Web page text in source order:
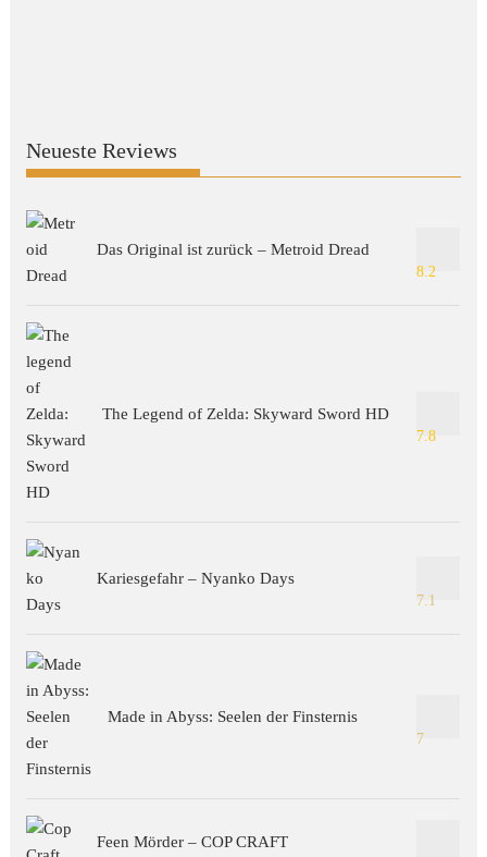
Neueste Reviews
Das Original ist zurück – Metroid Dread
8.2
The Legend of Zelda: Skyward Sword HD
7.8
Kariesgefahr – Nyanko Days
7.1
Made in Abyss: Seelen der Finsternis
7
Feen Mörder – COP CRAFT